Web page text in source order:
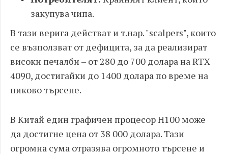
закупува чипа.
В тази верига действат и т.нар. "scalpers", които
се възползват от дефицита, за да реализират
високи печалби – от 280 до 700 долара на RTX
4090, достигайки до 1400 долара по време на
пиково търсене.
В Китай един графичен процесор H100 може
да достигне цена от 38 000 долара. Тази
огромна сума отразява огромното търсене и